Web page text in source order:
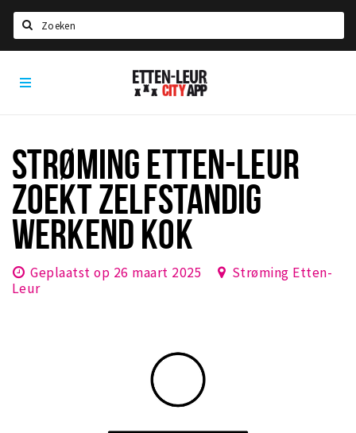
Home
Party pics
Nieuws, interviews & blogs
Eten
Slapen
Etten-
Leur
STRØMING ETTEN-LEUR
ZOEKT ZELFSTANDIG
WERKEND KOK
Geplaatst op 26 maart 2025
Strøming Etten-
Leur